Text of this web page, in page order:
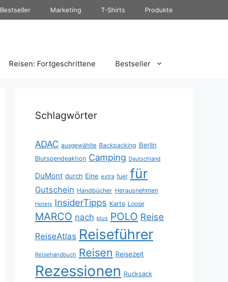
Bestseller Marketing T-Shirts Produkte
Reisen: Fortgeschrittene Bestseller
Schlagwörter
ADAC ausgewählte Backpacking Berlin
Blutspendeaktion Camping Deutschland
DuMont durch Eine extra fuer für
Gutschein Handbücher Herausnehmen
Hotels InsiderTipps Karte Loose
MARCO nach plus POLO Reise
ReiseAtlas Reiseführer
Reisehandbuch Reisen Reisezeit
Rezessionen Rucksack